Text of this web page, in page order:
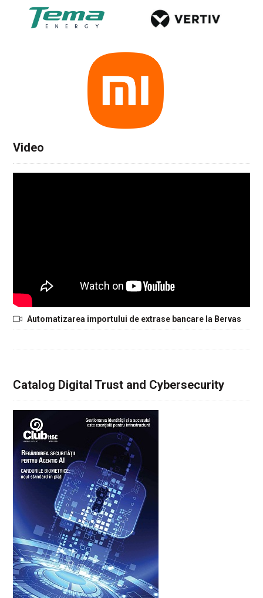
Video
Automatizarea importului de extrase bancare la Bervas
Catalog Digital Trust and Cybersecurity